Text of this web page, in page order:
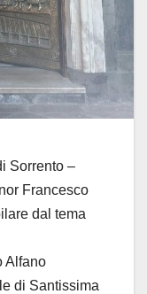
Sorrento –
Francesco
dal tema
Alfano
di Santissima